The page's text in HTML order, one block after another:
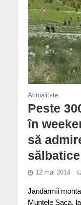
Actualitate
Peste
în
să
sălbatice
12 mai 2014
Jandarmii
Muntele Saca,